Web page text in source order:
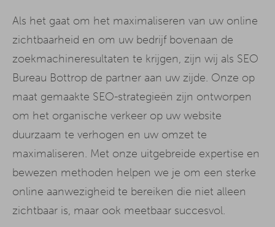
Als het gaat om het maximaliseren van uw online
zichtbaarheid en om uw bedrijf bovenaan de
zoekmachineresultaten te krijgen, zijn wij als SEO
Bureau Bottrop de partner aan uw zijde. Onze op
maat gemaakte SEO-strategieën zijn ontworpen
om het organische verkeer op uw website
duurzaam te verhogen en uw omzet te
maximaliseren. Met onze uitgebreide expertise en
bewezen methoden helpen we je om een sterke
online aanwezigheid te bereiken die niet alleen
zichtbaar is, maar ook meetbaar succesvol.